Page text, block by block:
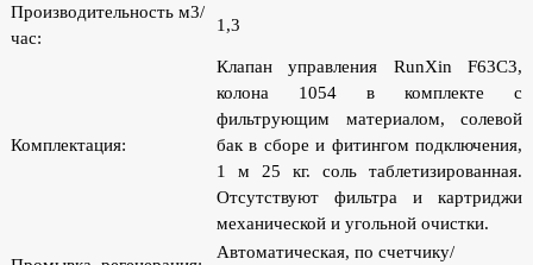
Производительность м3/
час:
1,3
Комплектация:
Клапан управления RunXin F63С3,
колона 1054 в комплекте с
фильтрующим материалом, солевой
бак в сборе и фитингом подключения,
1 м 25 кг. соль таблетизированная.
Отсутствуют фильтра и картриджи
механической и угольной очистки.
Автоматическая, по счетчику/